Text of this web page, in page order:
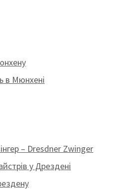
в Мюнхені
– Dresdner Zwinger
у Дрездені